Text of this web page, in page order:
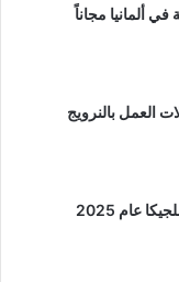
في ألمانيا مجاناً
العمل بالنرويج
عام 2025